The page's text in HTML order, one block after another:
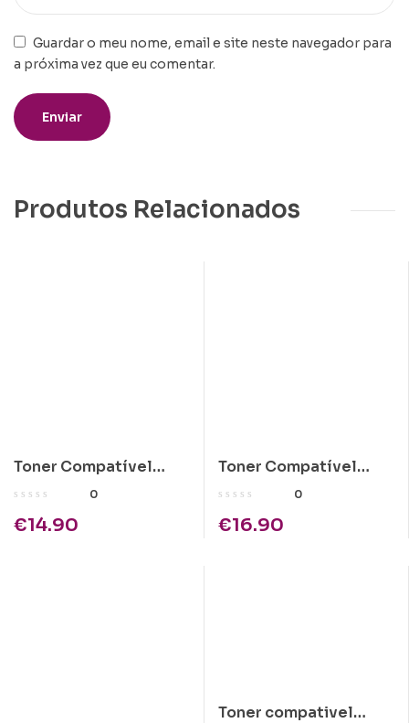
Guardar o meu nome, email e site neste navegador para
a próxima vez que eu comentar.
Produtos Relacionados
Toner Compatível
Brother TN-4100
0
€14.90
Toner Compatível
Brother TN-6600
0
€16.90
Toner compativel